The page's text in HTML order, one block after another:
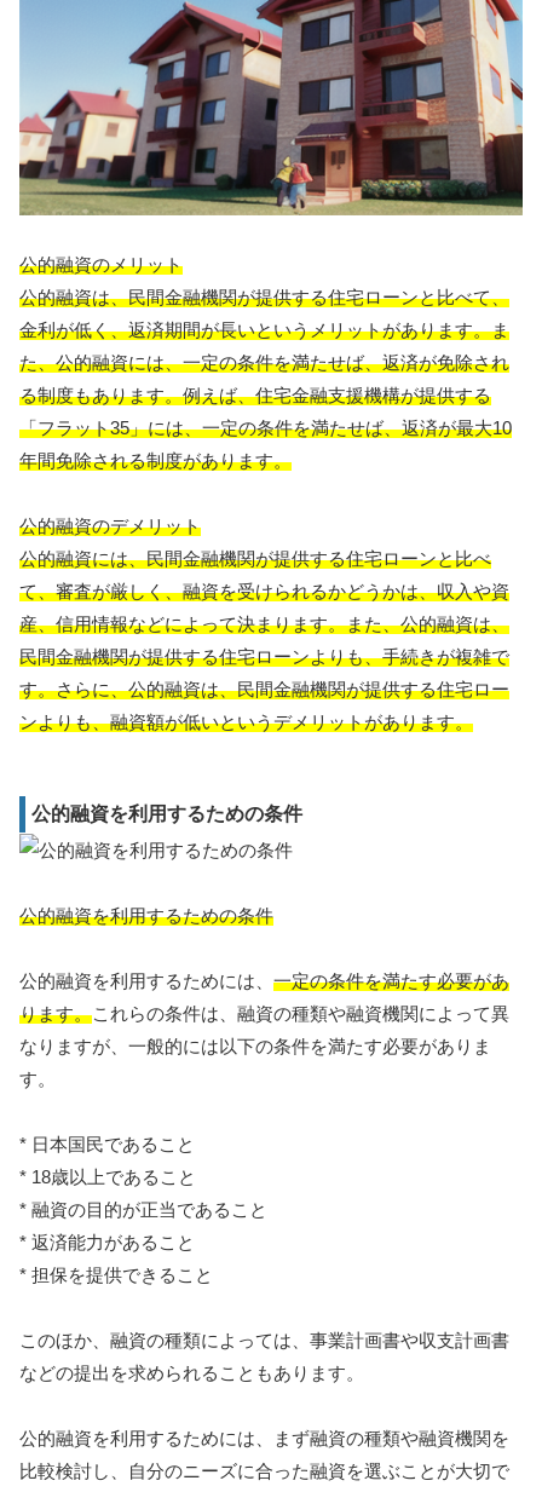
公的融資のメリット
公的融資は、民間金融機関が提供する住宅ローンと比べて、
金利が低く、返済期間が長いというメリットがあります。ま
た、公的融資には、一定の条件を満たせば、返済が免除され
る制度もあります。例えば、住宅金融支援機構が提供する
「フラット35」には、一定の条件を満たせば、返済が最大10
年間免除される制度があります。
公的融資のデメリット
公的融資には、民間金融機関が提供する住宅ローンと比べ
て、審査が厳しく、融資を受けられるかどうかは、収入や資
産、信用情報などによって決まります。また、公的融資は、
民間金融機関が提供する住宅ローンよりも、手続きが複雑で
す。さらに、公的融資は、民間金融機関が提供する住宅ロー
ンよりも、融資額が低いというデメリットがあります。
公的融資を利用するための条件
公的融資を利用するための条件
公的融資を利用するためには、 一定の条件を満たす必要があ
ります。これらの条件は、融資の種類や融資機関によって異
なりますが、一般的には以下の条件を満たす必要がありま
す。
* 日本国民であること
* 18歳以上であること
* 融資の目的が正当であること
* 返済能力があること
* 担保を提供できること
このほか、融資の種類によっては、事業計画書や収支計画書
などの提出を求められることもあります。
公的融資を利用するためには、まず融資の種類や融資機関を
比較検討し、自分のニーズに合った融資を選ぶことが大切で